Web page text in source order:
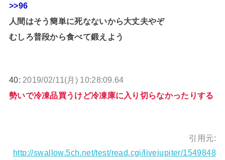
>>96
人間はそう簡単に死なないから大丈夫やぞ
むしろ普段から食べて鍛えよう
40: 2019/02/11(月) 10:28:09.64
勢いで冷凍品買うけど冷凍庫に入り切らなかったりする
引用元:
http://swallow.5ch.net/test/read.cgi/livejupiter/1549848